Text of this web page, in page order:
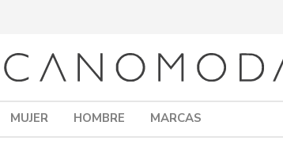
MUJER HOMBRE MARCAS